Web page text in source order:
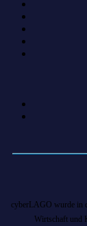
cyberLAGO wurde in
Wirtschaft und